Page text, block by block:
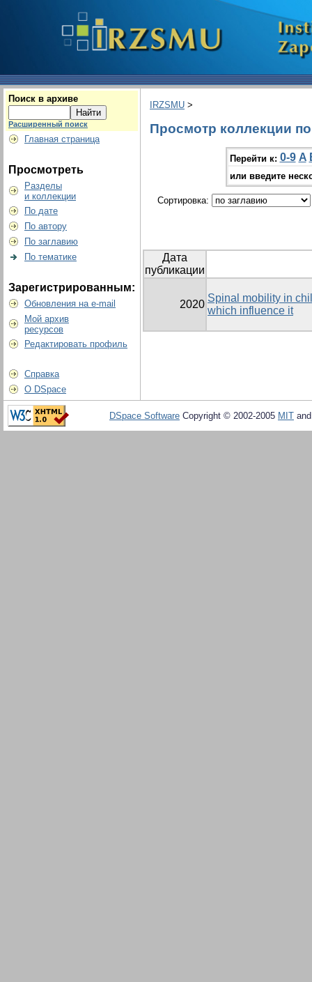
Поиск в архиве
Расширенный поиск
Главная страница
Просмотреть
Разделы
и коллекции
По дате
По автору
По заглавию
По тематике
Зарегистрированным:
Обновления на e-mail
Мой архив
ресурсов
Редактировать профиль
Справка
О DSpace
IRZSMU >
Просмотр коллекции
Перейти к: 0-9 A
или введите
Сортировка:
Дата
публикации
2020
Spinal mobility in
which influence it
DSpace Software Copyright © 2002-2005 MIT